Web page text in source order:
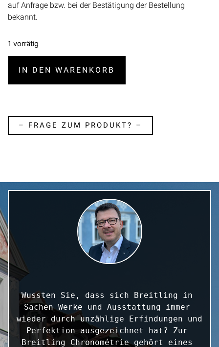
auf Anfrage bzw. bei der Bestätigung der Bestellung
bekannt.
1 vorrätig
IN DEN WARENKORB
– FRAGE ZUM PRODUKT? –
Wussten Sie, dass sich Breitling in
Sachen Werke und Ausstattung immer
wieder durch unzählige Erfindungen und
Perfektion ausgezeichnet hat? Zur
Breitling Chronométrie gehört eines